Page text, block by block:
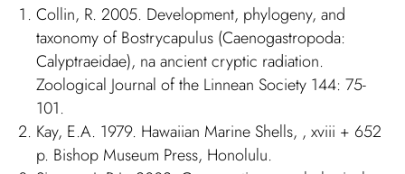
Collin, R. 2005. Development, phylogeny, and
taxonomy of Bostrycapulus (Caenogastropoda:
Calyptraeidae), na ancient cryptic radiation.
Zoological Journal of the Linnean Society 144: 75-
101.
Kay, E.A. 1979. Hawaiian Marine Shells, , xviii + 652
p. Bishop Museum Press, Honolulu.